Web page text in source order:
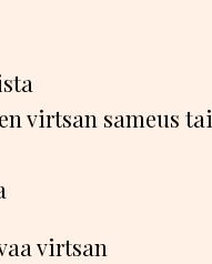
virtsan sameus tai
virtsan